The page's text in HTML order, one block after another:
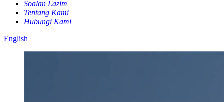
Soalan Lazim
Tentang Kami
Hubungi Kami
English